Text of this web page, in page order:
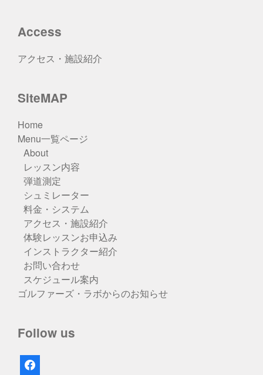
Access
アクセス・施設紹介
SiteMAP
Home
Menu一覧ページ
About
レッスン内容
弾道測定
シュミレーター
料金・システム
アクセス・施設紹介
体験レッスンお申込み
インストラクター紹介
お問い合わせ
スケジュール案内
ゴルファーズ・ラボからのお知らせ
Follow us
facebook